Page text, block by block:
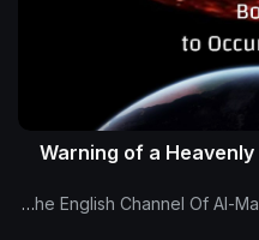
43 - Warning of a
The English Channel Of Al-Mahdi Nasser Mohammad Al-Yamani